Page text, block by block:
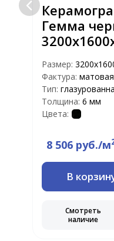
Гемма
Размер:
Фактура: матовая
Тип:
Толщина: 6 мм
Цвета:
8 506 руб./м
В
Смотреть
наличие